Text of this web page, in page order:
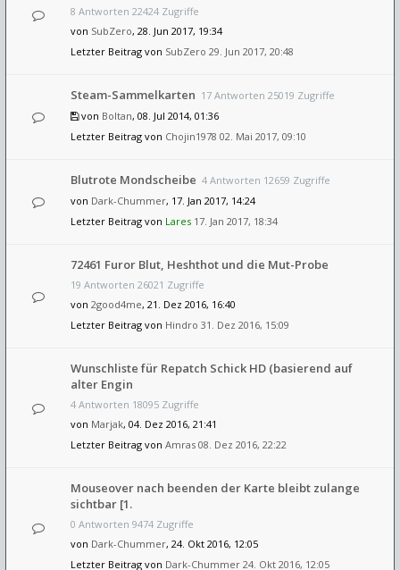
8 Antworten 22424 Zugriffe
von SubZero, 28. Jun 2017, 19:34
Letzter Beitrag von SubZero 29. Jun 2017, 20:48
Steam-Sammelkarten 17 Antworten 25019 Zugriffe
von Boltan, 08. Jul 2014, 01:36
Letzter Beitrag von Chojin1978 02. Mai 2017, 09:10
Blutrote Mondscheibe 4 Antworten 12659 Zugriffe
von Dark-Chummer, 17. Jan 2017, 14:24
Letzter Beitrag von Lares 17. Jan 2017, 18:34
72461 Furor Blut, Heshthot und die Mut-Probe
19 Antworten 26021 Zugriffe
von 2good4me, 21. Dez 2016, 16:40
Letzter Beitrag von Hindro 31. Dez 2016, 15:09
Wunschliste für Repatch Schick HD (basierend auf
alter Engin
4 Antworten 18095 Zugriffe
von Marjak, 04. Dez 2016, 21:41
Letzter Beitrag von Amras 08. Dez 2016, 22:22
Mouseover nach beenden der Karte bleibt zulange
sichtbar [1.
0 Antworten 9474 Zugriffe
von Dark-Chummer, 24. Okt 2016, 12:05
Letzter Beitrag von Dark-Chummer 24. Okt 2016, 12:05